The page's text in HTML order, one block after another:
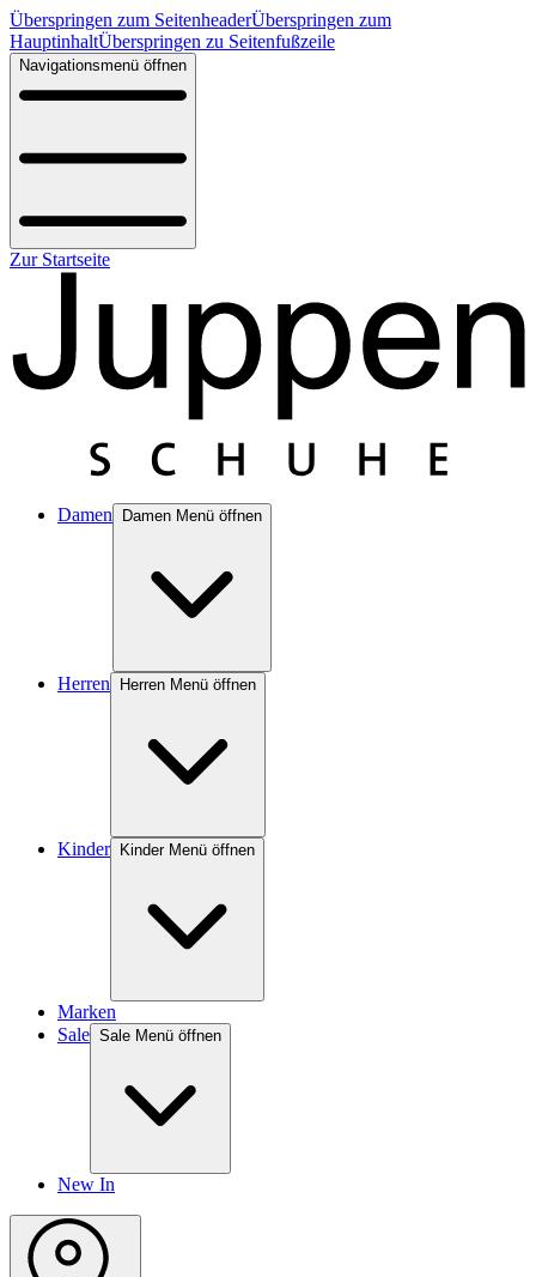
Überspringen zum SeitenheaderÜberspringen zum
HauptinhaltÜberspringen zu Seitenfußzeile
Navigationsmenü öffnen
Zur Startseite
Damen Damen Menü öffnen
Herren Herren Menü öffnen
Kinder Kinder Menü öffnen
Marken
Sale Sale Menü öffnen
New In